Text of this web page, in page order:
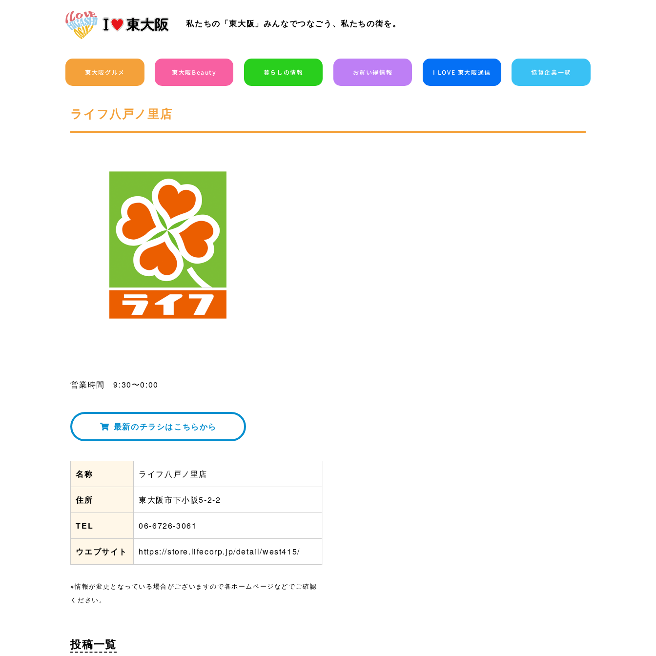
私たちの「東大阪」みんなでつなごう、私たちの街を。
東大阪グルメ 東大阪Beauty 暮らしの情報 お買い得情報 I LOVE 東大阪通信 協賛企業一覧
ライフ八戸ノ里店
営業時間 9:30〜0:00
最新のチラシはこちらから
名称 ライフ八戸ノ里店
住所 東大阪市下小阪5-2-2
TEL 06-6726-3061
ウエブサイト https://store.lifecorp.jp/detail/west415/
※情報が変更となっている場合がございますので各ホームページなどでご確認
ください。
投稿一覧